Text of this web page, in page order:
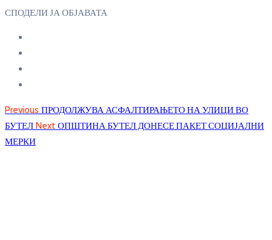
СПОДЕЛИ ЈА ОБЈАВАТА
Previous ПРОДОЛЖУВА АСФАЛТИРАЊЕТО НА УЛИЦИ ВО
БУТЕЛ Next ОПШТИНА БУТЕЛ ДОНЕСЕ ПАКЕТ СОЦИЈАЛНИ
МЕРКИ